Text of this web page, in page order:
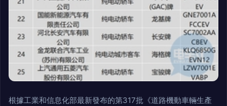
根據工業和信息化部最新發布的第317批《道路機動車輛生產